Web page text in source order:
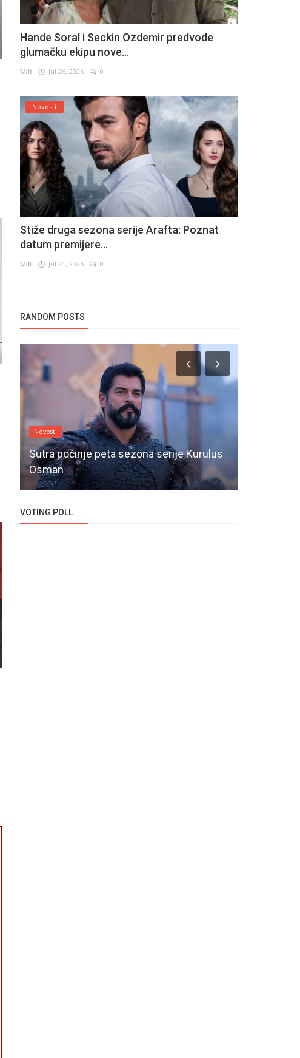
Hande Soral i Seckin Ozdemir predvode
glumačku ekipu nove...
Milt Jul 26, 2026 0
Novosti
Stiže druga sezona serije Arafta: Poznat
datum premijere...
Milt Jul 21, 2026 0
RANDOM POSTS
Novosti
Sutra počinje peta sezona serije Kurulus
Osman
VOTING POLL